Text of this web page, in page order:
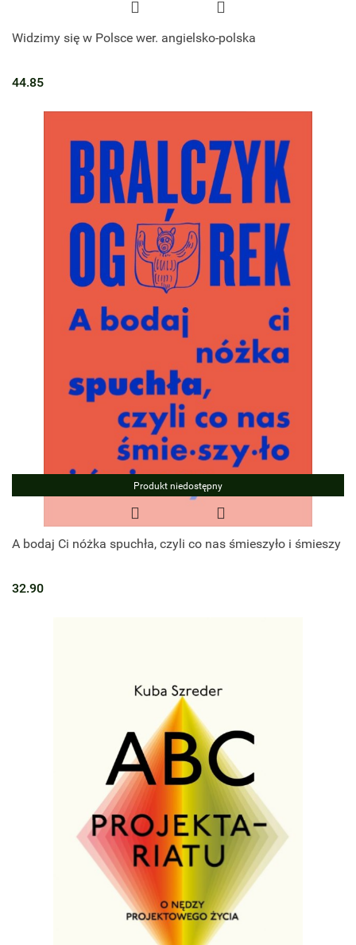
Widzimy się w Polsce wer. angielsko-polska
44.85
Produkt niedostępny
A bodaj Ci nóżka spuchła, czyli co nas śmieszyło i śmieszy
32.90